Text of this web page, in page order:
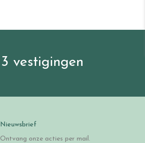
3 vestigingen
Nieuwsbrief
Ontvang onze acties per mail.